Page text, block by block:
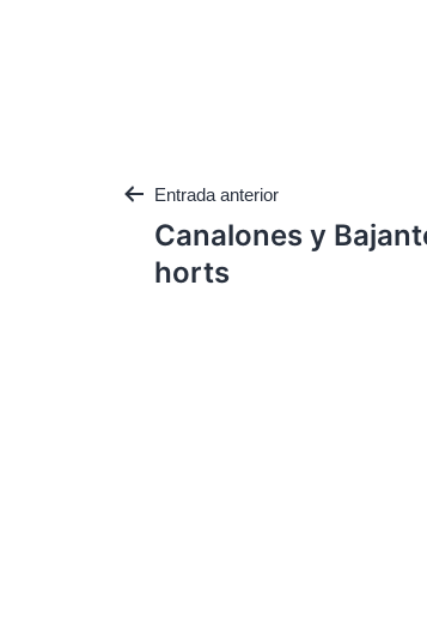
Entrada anterior
Canalones y
horts